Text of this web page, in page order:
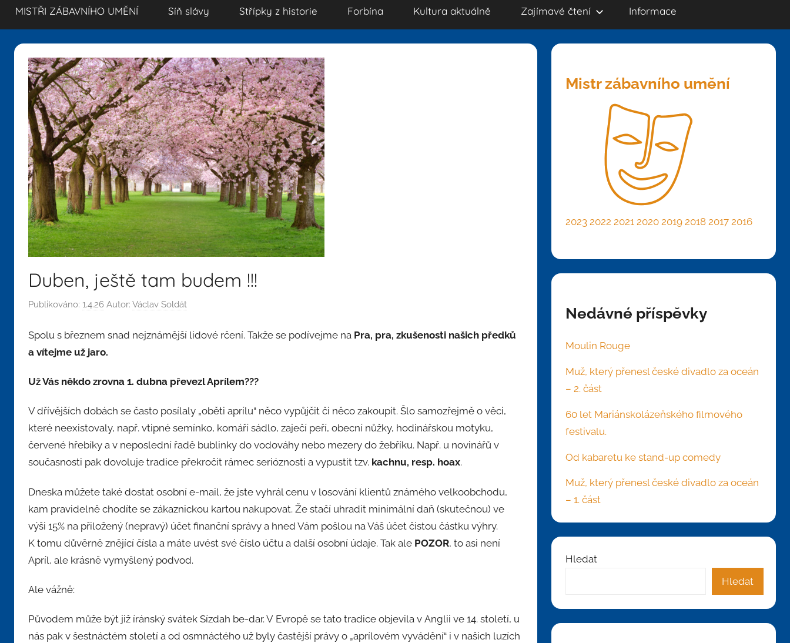
MISTŘI ZÁBAVNÍHO UMĚNÍ Síň slávy Střípky z historie Forbína Kultura aktuálně Zajímavé čtení Informace
Duben, ještě tam budem !!!
Publikováno: 1.4.26 Autor: Václav Soldát
Spolu s březnem snad nejznámější lidové rčení. Takže se podívejme na Pra, pra, zkušenosti našich předků
a vítejme už jaro.
Už Vás někdo zrovna 1. dubna převezl Aprílem???
V dřívějších dobách se často posílaly „oběti aprílu“ něco vypůjčit či něco zakoupit. Šlo samozřejmě o věci,
které neexistovaly, např. vtipné semínko, komáří sádlo, zaječí peří, obecní nůžky, hodinářskou motyku,
červené hřebíky a v neposlední řadě bublinky do vodováhy nebo mezery do žebříku. Např. u novinářů v
současnosti pak dovoluje tradice překročit rámec serióznosti a vypustit tzv. kachnu, resp. hoax.
Dneska můžete také dostat osobní e-mail, že jste vyhrál cenu v losování klientů známého velkoobchodu,
kam pravidelně chodíte se zákaznickou kartou nakupovat. Že stačí uhradit minimální daň (skutečnou) ve
výši 15% na přiložený (nepravý) účet finanční správy a hned Vám pošlou na Váš účet čistou částku výhry.
K tomu důvěrně znějící čísla a máte uvést své číslo účtu a další osobní údaje. Tak ale POZOR, to asi není
Apríl, ale krásně vymyšlený podvod.
Ale vážně:
Původem může být již íránský svátek Sízdah be-dar. V Evropě se tato tradice objevila v Anglii ve 14. století, u
nás pak v šestnáctém století a od osmnáctého už byly častější právy o „aprílovém vyvádění“ i v našich luzích
Mistr zábavního umění
2023 2022 2021 2020 2019 2018 2017 2016
Nedávné příspěvky
Moulin Rouge
Muž, který přenesl české divadlo za oceán
– 2. část
60 let Mariánskolázeňského filmového
festivalu.
Od kabaretu ke stand-up comedy
Muž, který přenesl české divadlo za oceán
– 1. část
Hledat
Hledat